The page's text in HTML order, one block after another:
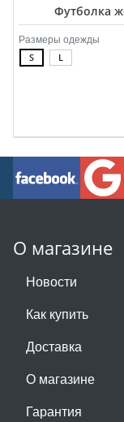
Футболка
Размеры одежды
S L
О магазине
Новости
Как купить
Доставка
О магазине
Гарантия